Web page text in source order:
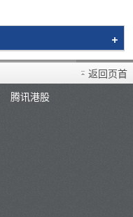
返回页首
腾讯港股